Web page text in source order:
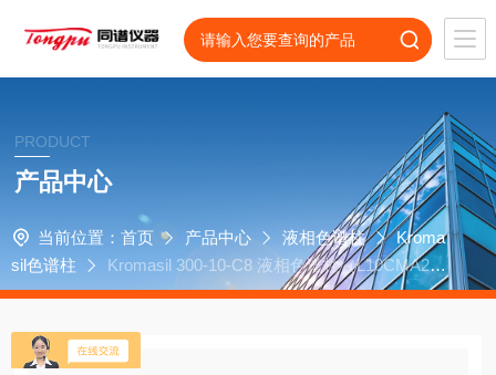
PRODUCT
产品中心
当前位置： 首页 产品中心 液相色谱柱
Kroma
sil色谱柱
Kromasil 300-10-C8 液相色谱柱（L10CMA2
5）